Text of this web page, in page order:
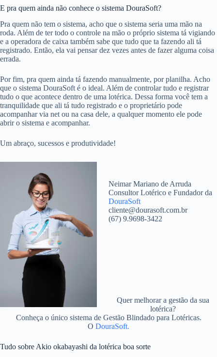
E pra quem ainda não conhece o sistema DouraSoft?
Pra quem não tem o sistema, acho que o sistema seria uma mão na
roda. Além de ter todo o controle na mão o próprio sistema tá vigiando
e a operadora de caixa também sabe que tudo que ta fazendo ali tá
registrado. Então, ela vai pensar dez vezes antes de fazer alguma coisa
errada.
Por fim, pra quem ainda tá fazendo manualmente, por planilha. Acho
que o sistema DouraSoft é o ideal. Além de controlar tudo e registrar
tudo o que acontece dentro de uma lotérica. Dessa forma você tem a
tranquilidade que ali tá tudo registrado e o proprietário pode
acompanhar via net ou na casa dele, a qualquer momento ele pode
abrir o sistema e acompanhar.
Um abraço, sucessos e produtividade!
Neimar Mariano de Arruda
Consultor Lotérico e Fundador da
DouraSoft
cliente@dourasoft.com.br
(67) 9.9698-3422
Quer melhorar a gestão da sua
lotérica?
Conheça o único sistema de Gestão Blindado para Lotéricas.
O DouraSoft.
Tudo sobre Akio okabayashi da lotérica boa sorte